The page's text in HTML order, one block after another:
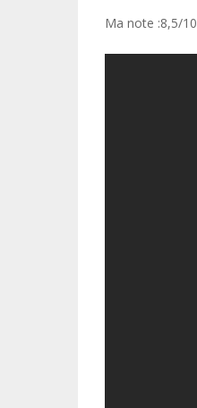
Ma note :8,5/10